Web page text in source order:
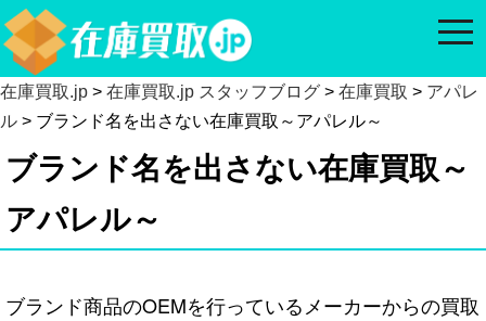
在庫買取.jp > 在庫買取.jp スタッフブログ > 在庫買取 > アパレ
ル > ブランド名を出さない在庫買取～アパレル～
ブランド名を出さない在庫買取～
アパレル～
ブランド商品のOEMを行っているメーカーからの買取